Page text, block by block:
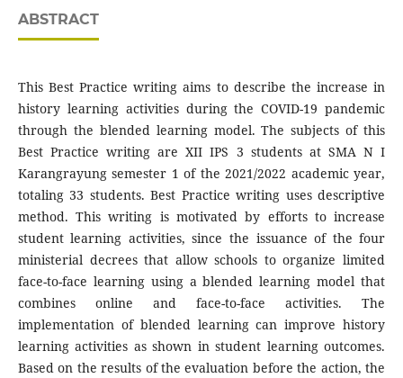
ABSTRACT
This Best Practice writing aims to describe the increase in
history learning activities during the COVID-19 pandemic
through the blended learning model. The subjects of this
Best Practice writing are XII IPS 3 students at SMA N I
Karangrayung semester 1 of the 2021/2022 academic year,
totaling 33 students. Best Practice writing uses descriptive
method. This writing is motivated by efforts to increase
student learning activities, since the issuance of the four
ministerial decrees that allow schools to organize limited
face-to-face learning using a blended learning model that
combines online and face-to-face activities. The
implementation of blended learning can improve history
learning activities as shown in student learning outcomes.
Based on the results of the evaluation before the action, the